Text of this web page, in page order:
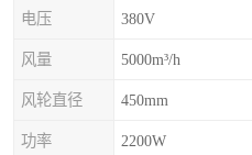
电压 380V
风量 5000m³/h
风轮直径 450mm
功率 2200W